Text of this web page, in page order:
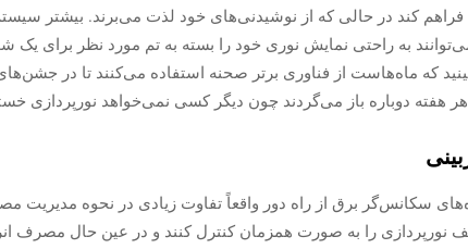
کند در حالی که از نوشیدنی‌های خود لذت می‌برند. بیشتر
به راحتی نمایش نوری خود را بسته به تم مورد نظر برای یک
که ماه‌هاست از فناوری برتر صحنه استفاده می‌کنند تا در
هفته دوباره باز می‌گردند چون دیگر کسی نمی‌خواهد نورپردازی
سکانس‌گر برق از راه دور واقعاً تفاوت زیادی در نحوه مدیریت
نورپردازی را به صورت همزمان کنترل کنند و در عین حال مصرف